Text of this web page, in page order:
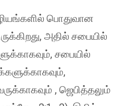
பொதுவான
அதில் சபையில்
சபையில்
, ஜெபித்தலும்